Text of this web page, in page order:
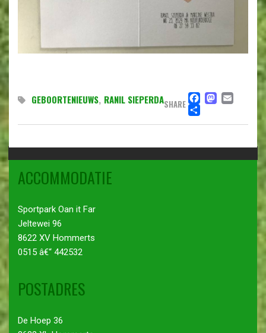
GEBOORTENIEUWS, RANIL SIEPERDASHARE DELEN
ACCOMMODATIE
Sportpark Oan it Far
Jeltewei 96
8622 XV Hommerts
0515 â€“ 442532
POSTADRES
De Hoep 36